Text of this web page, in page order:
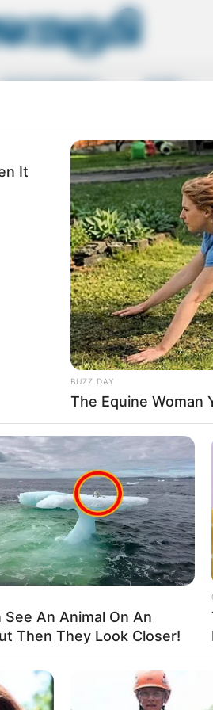
ENTERTAINMENT MORE
About Us